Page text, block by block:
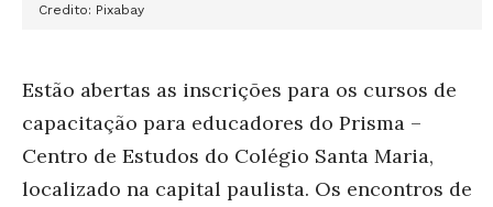
Credito: Pixabay
Estão abertas as inscrições para os cursos de
capacitação para educadores do Prisma –
Centro de Estudos do Colégio Santa Maria,
localizado na capital paulista. Os encontros de